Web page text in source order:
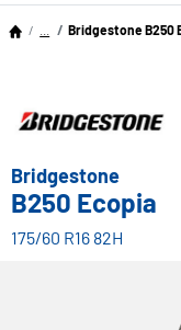
Bridgestone B250
Bridgestone
B250 Ecopia
175/60 R16 82H